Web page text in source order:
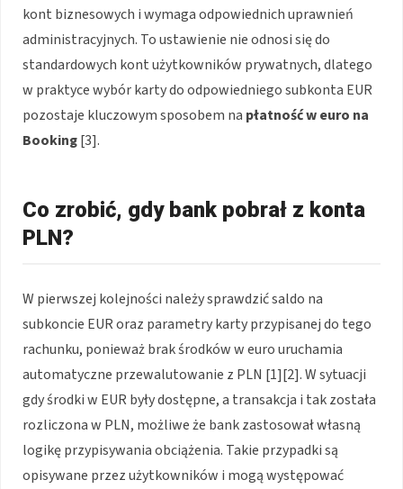
kont biznesowych i wymaga odpowiednich uprawnień
administracyjnych. To ustawienie nie odnosi się do
standardowych kont użytkowników prywatnych, dlatego
w praktyce wybór karty do odpowiedniego subkonta EUR
pozostaje kluczowym sposobem na płatność w euro na
Booking[3].
Co zrobić, gdy bank pobrał z konta
PLN?
W pierwszej kolejności należy sprawdzić saldo na
subkoncie EUR oraz parametry karty przypisanej do tego
rachunku, ponieważ brak środków w euro uruchamia
automatyczne przewalutowanie z PLN [1][2]. W sytuacji
gdy środki w EUR były dostępne, a transakcja i tak została
rozliczona w PLN, możliwe że bank zastosował własną
logikę przypisywania obciążenia. Takie przypadki są
opisywane przez użytkowników i mogą występować